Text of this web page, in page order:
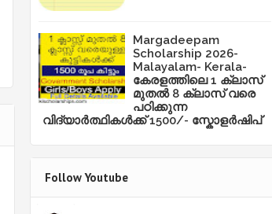
Margadeepam
Scholarship 2026-
Malayalam- Kerala-
കേരളത്തിലെ 1 ക്ലാസ്
മുതൽ 8 ക്ലാസ് വരെ
പഠിക്കുന്ന
വിദ്യാർത്ഥികൾക്ക് 1500/- സ്കോളർഷിപ്
Follow Youtube